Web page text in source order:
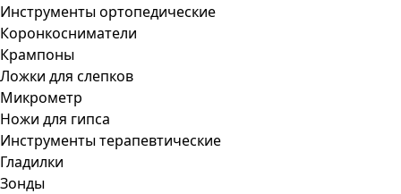
Инструменты ортопедические
Коронкосниматели
Крампоны
Ложки для слепков
Микрометр
Ножи для гипса
Инструменты терапевтические
Гладилки
Зонды